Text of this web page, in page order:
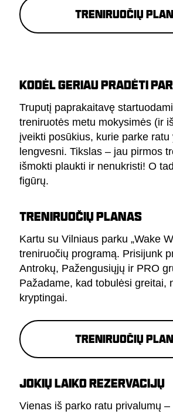
Treniruočių
KODĖL GERIAU PRADĖTI
Truputį paprakaitavę
treniruotės metu mokysimės (ir
įveikti posūkius, kurie parke ratu
lengvesni. Tikslas – jau pirmos
išmokti plaukti ir nenukristi! O
figūrų.
TRENIRUOČIŲ PLANAS
Kartu su Vilniaus parku „Wake
treniruočių programą. Prisijunk
Antrokų, Pažengusiųjų ir PRO
Pažadame, kad tobulėsi greitai,
kryptingai.
Treniruočių
JOKIŲ LAIKO REZERVACIJŲ
Vienas iš parko ratu privalumų